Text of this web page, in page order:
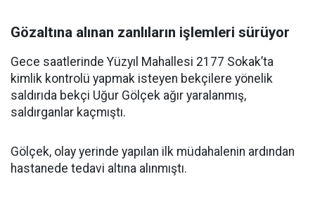
Gözaltına alınan zanlıların işlemleri sürüyor
Gece saatlerinde Yüzyıl Mahallesi 2177 Sokak’ta
kimlik kontrolü yapmak isteyen bekçilere yönelik
saldırıda bekçi Uğur Gölçek ağır yaralanmış,
saldırganlar kaçmıştı.
Gölçek, olay yerinde yapılan ilk müdahalenin ardından
hastanede tedavi altına alınmıştı.